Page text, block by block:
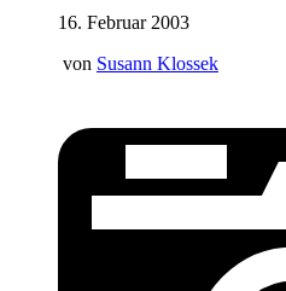
16. Februar 2003
von Susann Klossek